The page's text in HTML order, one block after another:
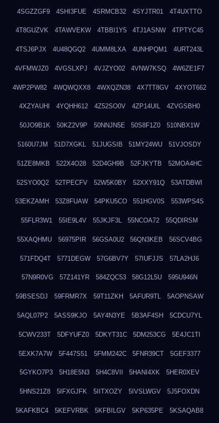
4SGZZGF9 4SHI3FUE 4SRMCB32 4SYJTR01 4T4UXTTO
4T8GUZVK 4TAWVEKW 4TBBI1Y5 4TJ1ASNW 4TPTYC45
4TSJ6PJX 4U48QGQ2 4UMM8LXA 4UNHPQM1 4URT243L
4VFMWJZ0 4VGSLXPJ 4VJZYO02 4VNW7KSQ 4W6ZE1F7
4WP2PW82 4WQWQXX8 4WXQZN38 4X7TT8GV 4XYOT662
4XZYAUHI 4YQHH612 4Z52SO0V 4ZP14UIL 4ZVGSBH0
50JO9B1K 50KZ2V9P 50NNJN5E 50S8F1Z0 510NBX1W
5160U7JM 51D7XGKL 51JUGSIB 51MY24WU 51VJOSDY
51ZE8MKB 522X4O28 52D4GH9B 52FJKYTB 52MOA4HC
52SYO0Q2 52TPECFV 52W5K0BY 52XXY91Q 53ATDBWI
53EKZAMH 53Z8FUAW 54PKU5CO 551HGV0S 553WPS4S
55FLR3W1 55IE9L4V 55JKJF3L 55NCOA72 55QDIRSM
55XAQHMU 56975PIR 56GSA0U2 56QN3KEB 56SCV4BG
571FDQ4T 5771DEGW 57G6BV7Y 57IUFJJS 57LA2HJ6
57N9R0VG 57Z141YR 584ZQC53 58G12L5U 595U946N
59BSESDJ 59FRMR7X 59T11ZKH 5AFUR9TL 5AOPNSAW
5AQL07P2 5ASS9KJO 5AY4N3YE 5B3AF4SH 5CDCU7YL
5CWV233T 5DFYUFZ0 5DKYT31C 5DM253CG 5E4JC1TI
5EXK7A7W 5F447S51 5FMM242C 5FNR39CT 5GEF3377
5GYKO7P3 5H18E5N3 5H4C8VII 5HANI4XK 5HER0XEV
5HNS21Z8 5IFXGJFK 5IITXOZY 5IVSLWGV 5J5FOXDN
5KAFKBC4 5KEFVRBK 5KFBILGV 5KP635PE 5KSAQAB8